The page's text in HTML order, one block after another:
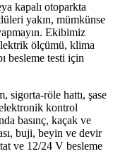
kapalı otoparkta
yakın, mümkünse
Ekibimiz
ölçümü, klima
besleme testi için
sigorta-röle hattı, şase
kontrol
basınç, kaçak ve
buji, beyin ve devir
ve 12/24 V besleme